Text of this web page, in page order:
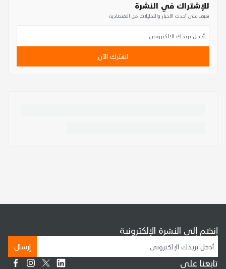
للإشتراك في النشرة
تعرف على أحدث الأخبار والتحليلات من الاقتصادية
اشترك الآن
إنضم إلى النشرة الإلكترونية
إرسال
تابعنا على